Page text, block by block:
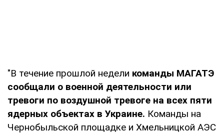
"В течение прошлой недели команды МАГАТЭ
сообщали о военной деятельности или
тревоги по воздушной тревоге на всех пяти
ядерных объектах в Украине. Команды на
Чернобыльской площадке и Хмельницкой АЭС